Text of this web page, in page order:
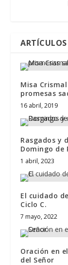
Misa
promesas
16 abril, 2019
Rasgados y
Domingo de
1 abril, 2023
El cuidado
Ciclo C.
7 mayo, 2022
Oración en
del Señor